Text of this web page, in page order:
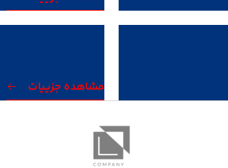
مشاهده جزییات